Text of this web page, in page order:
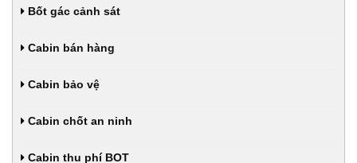
Bốt gác cảnh sát
Cabin bán hàng
Cabin bảo vệ
Cabin chốt an ninh
Cabin thu phí BOT